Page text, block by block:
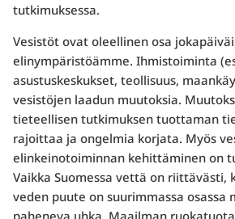
tutkimuksessa.
Vesistöt ovat oleellinen osa
elinympäristöämme. Ihmistoiminta
asustuskeskukset, teollisuus,
vesistöjen laadun muutoksia.
tieteellisen tutkimuksen tuottaman
rajoittaa ja ongelmia korjata. Myös
elinkeinotoiminnan kehittäminen on
Vaikka Suomessa vettä on riittävästi,
veden puute on suurimmassa osassa